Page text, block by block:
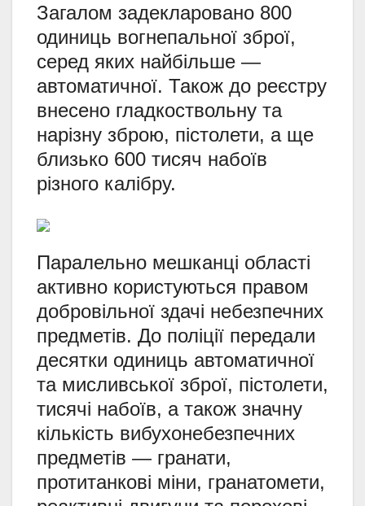
Загалом задекларовано 800
одиниць вогнепальної зброї,
серед яких найбільше —
автоматичної. Також до реєстру
внесено гладкоствольну та
нарізну зброю, пістолети, а ще
близько 600 тисяч набоїв
різного калібру.
Паралельно мешканці області
активно користуються правом
добровільної здачі небезпечних
предметів. До поліції передали
десятки одиниць автоматичної
та мисливської зброї, пістолети,
тисячі набоїв, а також значну
кількість вибухонебезпечних
предметів — гранати,
протитанкові міни, гранатомети,